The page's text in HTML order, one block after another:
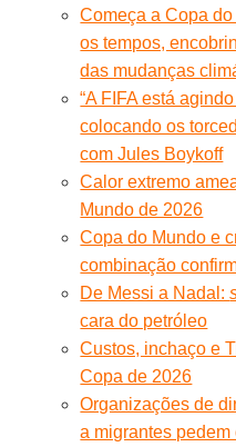
Começa a Copa
os tempos,
das mudanças
“A FIFA está
colocando os
com Jules Boykoff
Calor extremo
Mundo de 2026
Copa do Mundo e
combinação
De Messi a Nadal:
cara do petróleo
Custos, inchaço e
Copa de 2026
Organizações de
a migrantes